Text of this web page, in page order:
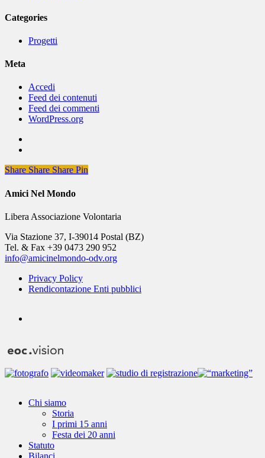
Categories
Progetti
Meta
Accedi
Feed dei contenuti
Feed dei commenti
WordPress.org
Share
Share Share Share Pin
Amici Nel Mondo
Libera Associazione Volontaria
Via Stazione 37, I-39014 Postal (BZ)
Tel. & Fax +39 0473 290 952
info@amicinelmondo-odv.org
Privacy Policy
Rendicontazione Enti pubblici
Close
Chi siamo
Storia
I primi 15 anni
Festa dei 20 anni
Statuto
Bilanci